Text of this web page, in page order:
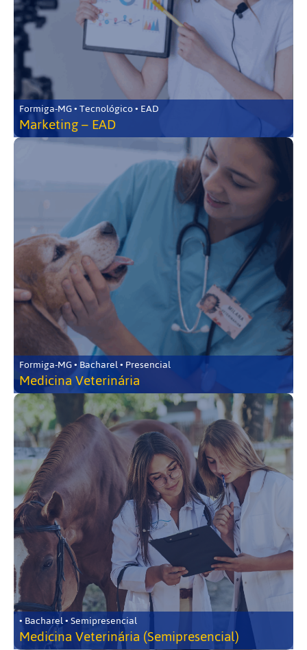
Formiga-MG • Tecnológico • EAD
Marketing – EAD
Formiga-MG • Bacharel • Presencial
Medicina Veterinária
• Bacharel • Semipresencial
Medicina Veterinária (Semipresencial)